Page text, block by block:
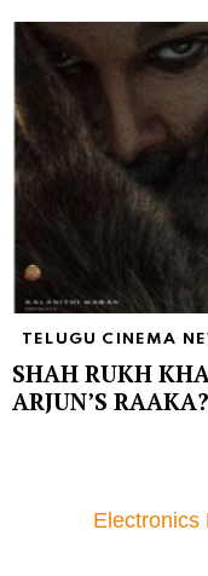
TELUGU CINEMA
SHAH RUKH
ARJUN’S RAAKA?
Electronics